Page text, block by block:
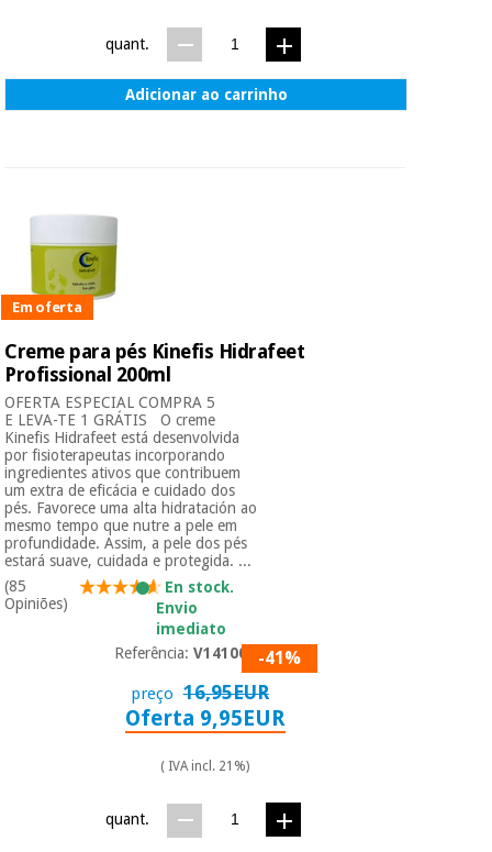
quant.
Adicionar ao carrinho
Em oferta
Creme para pés Kinefis Hidrafeet
Profissional 200ml
OFERTA ESPECIAL COMPRA 5
E LEVA-TE 1 GRÁTIS O creme
Kinefis Hidrafeet está desenvolvida
por fisioterapeutas incorporando
ingredientes ativos que contribuem
um extra de eficácia e cuidado dos
pés. Favorece uma alta hidratación ao
mesmo tempo que nutre a pele em
profundidade. Assim, a pele dos pés
estará suave, cuidada e protegida. ...
(85
Opiniões)
En stock.
Envio
imediato
Referência:V1410014-41%
preço 16,95EUR
Oferta 9,95EUR
( IVA incl. 21%)
quant.